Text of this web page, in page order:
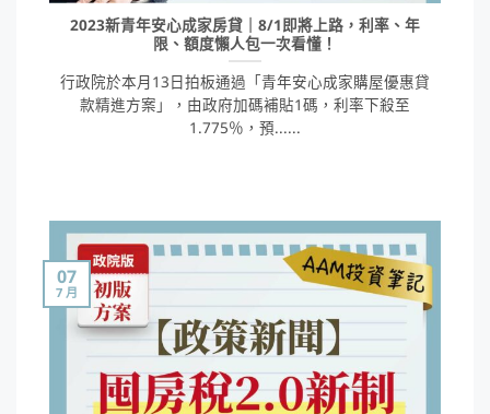
2023新青年安心成家房貸｜8/1即將上路，利率、年
限、額度懶人包一次看懂！
行政院於本月13日拍板通過「青年安心成家購屋優惠貸
款精進方案」，由政府加碼補貼1碼，利率下殺至
1.775％，預......
07
7 月